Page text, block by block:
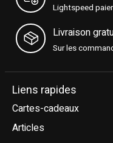
Lightspeed
Livraison
Sur les
Liens rapides
Cartes-cadeaux
Articles